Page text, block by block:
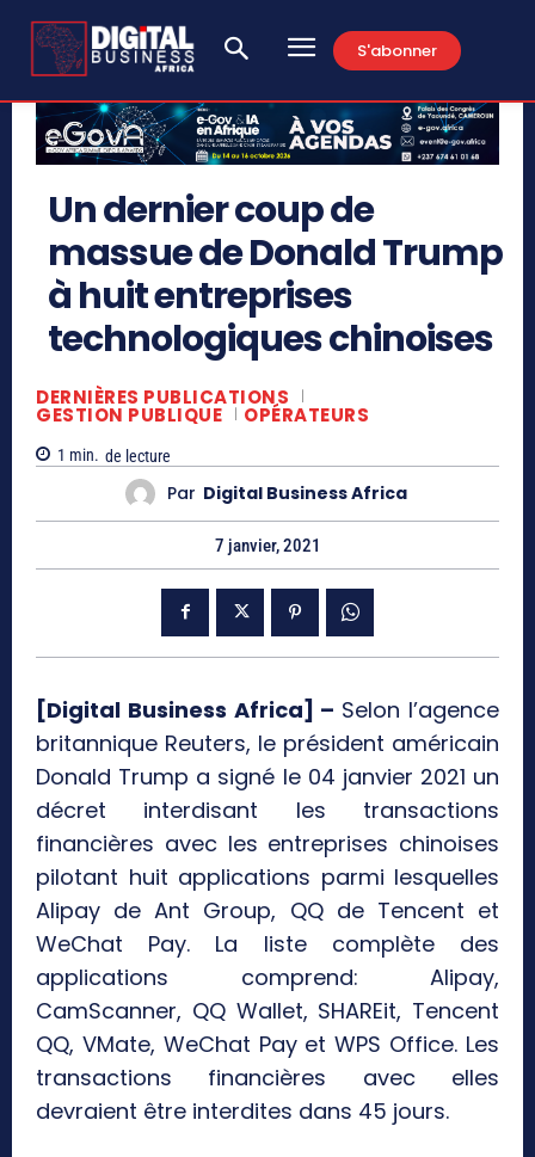
S'abonner
Un dernier coup de
massue de Donald Trump
à huit entreprises
technologiques chinoises
DERNIÈRES PUBLICATIONS
GESTION PUBLIQUE OPÉRATEURS
1 min. de lecture
Par Digital Business Africa
7 janvier, 2021
[Digital Business Africa] – Selon l’agence
britannique Reuters, le président américain
Donald Trump a signé le 04 janvier 2021 un
décret interdisant les transactions
financières avec les entreprises chinoises
pilotant huit applications parmi lesquelles
Alipay de Ant Group, QQ de Tencent et
WeChat Pay. La liste complète des
applications comprend: Alipay,
CamScanner, QQ Wallet, SHAREit, Tencent
QQ, VMate, WeChat Pay et WPS Office. Les
transactions financières avec elles
devraient être interdites dans 45 jours.